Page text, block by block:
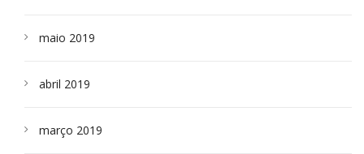
maio 2019
abril 2019
março 2019